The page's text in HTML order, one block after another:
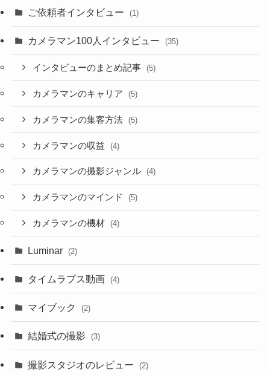
ご依頼者インタビュー (1)
カメラマン100人インタビュー (35)
インタビューのまとめ記事 (5)
カメラマンのキャリア (5)
カメラマンの集客方法 (5)
カメラマンの収益 (4)
カメラマンの撮影ジャンル (4)
カメラマンのマインド (5)
カメラマンの機材 (4)
Luminar (2)
タイムラプス動画 (4)
マイブック (2)
結婚式の撮影 (3)
撮影スタジオのレビュー (2)